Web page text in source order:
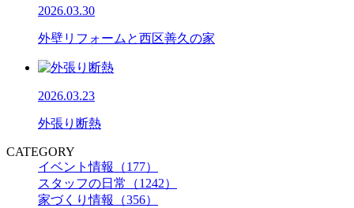
2026.03.30
外壁リフォームと西区善久の家
2026.03.23
外張り断熱
CATEGORY
イベント情報（177）
スタッフの日常（1242）
家づくり情報（356）